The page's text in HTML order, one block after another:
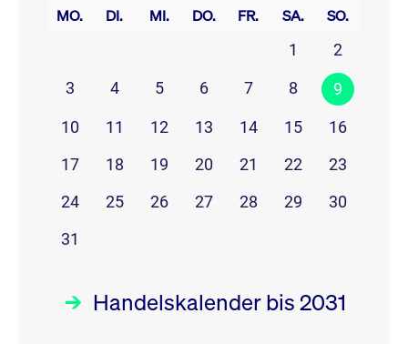
MO. DI. MI. DO. FR. SA. SO.
1
2
3
4 5 6 7 8 9
10 11 12 13 14 15
16
17
18 19 20 21 22
23
24
25 26 27 28 29
30
31
Handelskalender bis 2031